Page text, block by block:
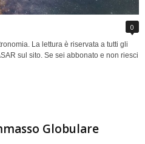
0
La lettura è riservata a tutti gli
sul sito. Se sei abbonato e non riesci
Globulare